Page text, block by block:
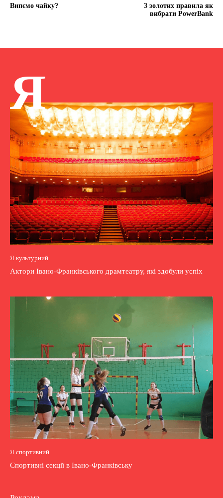
Випємо чайку?
3 золотих правила як
вибрати PowerBank
Я
Я культурний
Актори Івано-Франківського драмтеатру, які здобули успіх
Я спортивний
Спортивні секції в Івано-Франківську